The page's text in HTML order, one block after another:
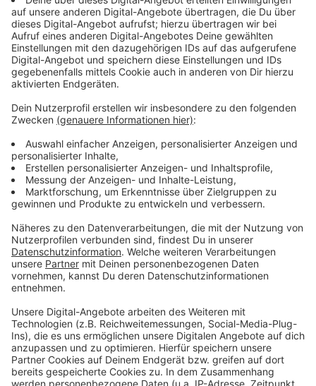
Bevölkerung nicht früher informiert wurden. Außerdem
schlägt die SPD vor, den Stadtbus am Samstag für ein
Jahr lang kostenlos fahren zu lassen, um den ÖPNV
anzukurbeln. Und die CDU will Umweltsünder härter
bestrafen, die ihren Abfall irgendwo im Wald
entsorgen. Beim Thema Innenstadt ziehen alle
Fraktionen an einem Strang: In der City seien dringend
neue Bänke, Aschenbecher, Grün und Spielpunkte
nötig, damit wieder mehr Menschen bummeln gehen.
Ein weiteres großes Thema ist der Tornado im Gebiet
der Heroldstraße, der vor einer Woche in Bocholt
gewütet hat. Autos lagen auf dem Kopf. Im Dach von
Hausnummer 19 klaffte ein riesiges Loch. Ein Tornado,
der mit bis zu 250 kmh durch das Wohngebiet zog
verwandelte die Gegend innerhalb von Sekunden in ein
Schlachtfeld. Bärbel Sauer von der sozialen Liste
möchte wissen, ob die Stadt die Tornado-Opfer beim
Wiederaufbau ihrer Häuser und Gärten unterstützt. Die
Sitzung beginnt um 17 Uhr am Mittwoch (12.06).
Anzeige